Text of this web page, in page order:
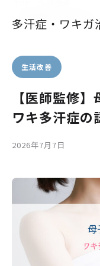
多汗症・ワキガ
【医師監修】母子間
生活改善
【医師監修
ワキ多汗症の
2026年7月7日